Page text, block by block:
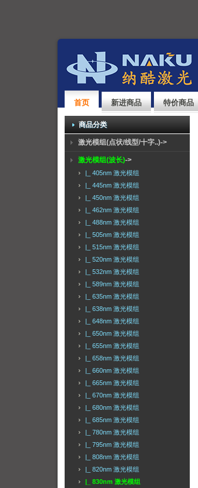
首页 新进商品 特价商品
商品分类
激光模组(点状/线型/十字..)->
激光模组(波长)->
|_ 405nm 激光模组
|_ 445nm 激光模组
|_ 450nm 激光模组
|_ 462nm 激光模组
|_ 488nm 激光模组
|_ 505nm 激光模组
|_ 515nm 激光模组
|_ 520nm 激光模组
|_ 532nm 激光模组
|_ 589nm 激光模组
|_ 635nm 激光模组
|_ 638nm 激光模组
|_ 648nm 激光模组
|_ 650nm 激光模组
|_ 655nm 激光模组
|_ 658nm 激光模组
|_ 660nm 激光模组
|_ 665nm 激光模组
|_ 670nm 激光模组
|_ 680nm 激光模组
|_ 685nm 激光模组
|_ 780nm 激光模组
|_ 795nm 激光模组
|_ 808nm 激光模组
|_ 820nm 激光模组
|_ 830nm 激光模组